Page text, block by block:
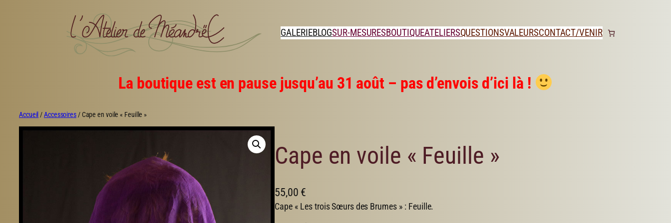
GALERIEBLOGSUR-MESURESBOUTIQUEATELIERSQUESTIONSVALEURSCONTACT/VENIR
La boutique est en pause jusqu’au 31 août – pas d’envois d’ici là !
Accueil /Accessoires/ Cape en voile « Feuille »
Cape en voile « Feuille »
55,00 €
Cape « Les trois Sœurs des Brumes » : Feuille.